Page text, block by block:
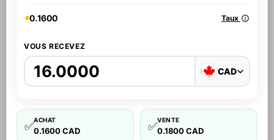
0.1600 Taux
VOUS RECEVEZ
CAD
✅ACHAT
0.1600 CAD ✅VENTE
0.1800 CAD